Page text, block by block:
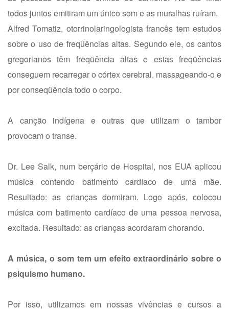
todos juntos emitiram um único som e as muralhas ruíram.
Alfred Tomatiz, otorrinolaringologista francês tem estudos
sobre o uso de freqüências altas. Segundo ele, os cantos
gregorianos têm freqüência altas e estas freqüências
conseguem recarregar o córtex cerebral, massageando-o e
por conseqüência todo o corpo.
A canção indígena e outras que utilizam o tambor
provocam o transe.
Dr. Lee Salk, num berçário de Hospital, nos EUA aplicou
música contendo batimento cardíaco de uma mãe.
Resultado: as crianças dormiram. Logo após, colocou
música com batimento cardíaco de uma pessoa nervosa,
excitada. Resultado: as crianças acordaram chorando.
A música, o som tem um efeito extraordinário sobre o
psiquismo humano.
Por isso, utilizamos em nossas vivências e cursos a